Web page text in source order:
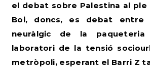
el debat sobre Palestina al ple
Boi, doncs, es debat
neuràlgic de la
laboratori de la tensió
metròpoli, esperant el Barri Z